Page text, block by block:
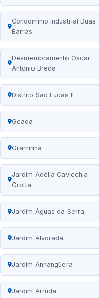
Condomínio Industrial Duas
Barras
Desmembramento Oscar
Antonio Breda
Distrito São Lucas II
Geada
Graminha
Jardim Adélia Cavicchia
Grotta
Jardim Águas da Serra
Jardim Alvorada
Jardim Anhangüera
Jardim Arruda